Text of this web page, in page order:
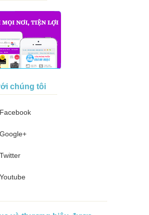
chúng tôi
Facebook
Google+
Twitter
Youtube